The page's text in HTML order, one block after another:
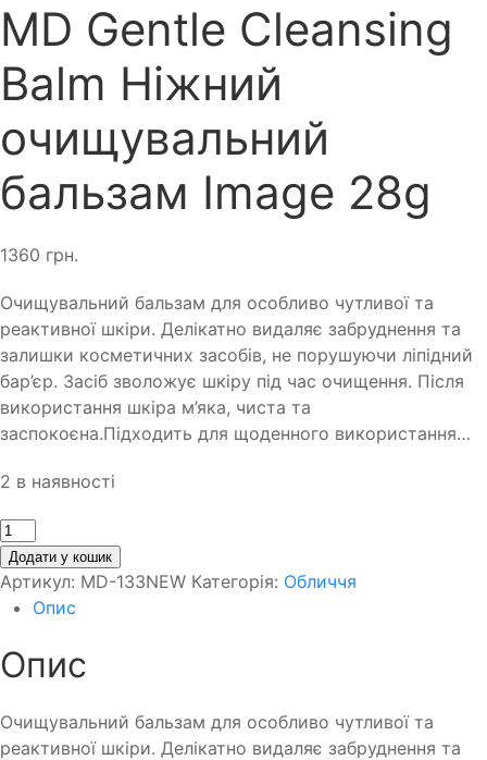
MD Gentle Cleansing
Balm Ніжний
очищувальний
бальзам Image 28g
1360 грн.
Очищувальний бальзам для особливо чутливої та
реактивної шкіри. Делікатно видаляє забруднення та
залишки косметичних засобів, не порушуючи ліпідний
бар’єр. Засіб зволожує шкіру під час очищення. Після
використання шкіра м’яка, чиста та
заспокоєна.Підходить для щоденного використання…
2 в наявності
Кількість
Додати у кошик
Артикул: MD-133NEW Категорія: Обличчя
Опис
Опис
Очищувальний бальзам для особливо чутливої та
реактивної шкіри. Делікатно видаляє забруднення та